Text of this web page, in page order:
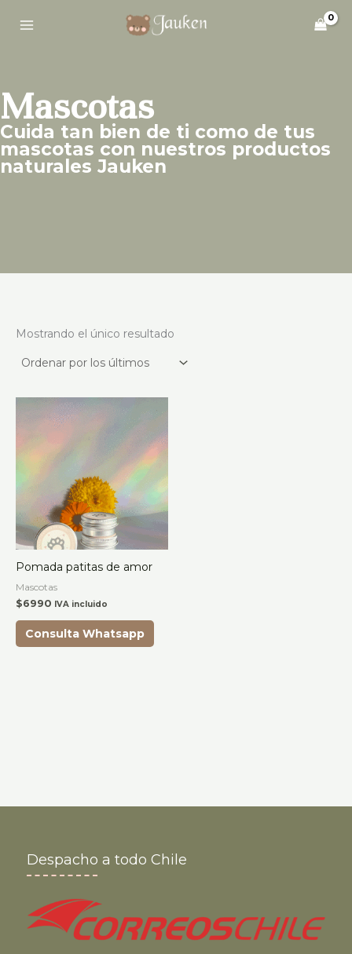
Mascotas
Cuida tan bien de ti como de tus
mascotas con nuestros productos
naturales Jauken
Mostrando el único resultado
Pomada patitas de amor
Mascotas
$6990 IVA incluido
Consulta Whatsapp
Despacho a todo Chile